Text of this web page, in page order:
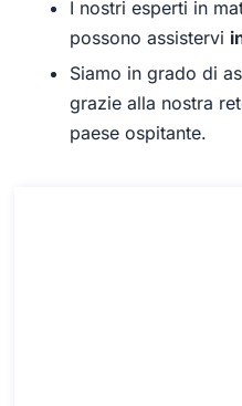
I nostri esperti in
possono assistervi
Siamo in grado di
grazie alla nostra
paese ospitante.